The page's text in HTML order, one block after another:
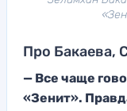
Про Бакаева,
— Все чаще
«Зенит».